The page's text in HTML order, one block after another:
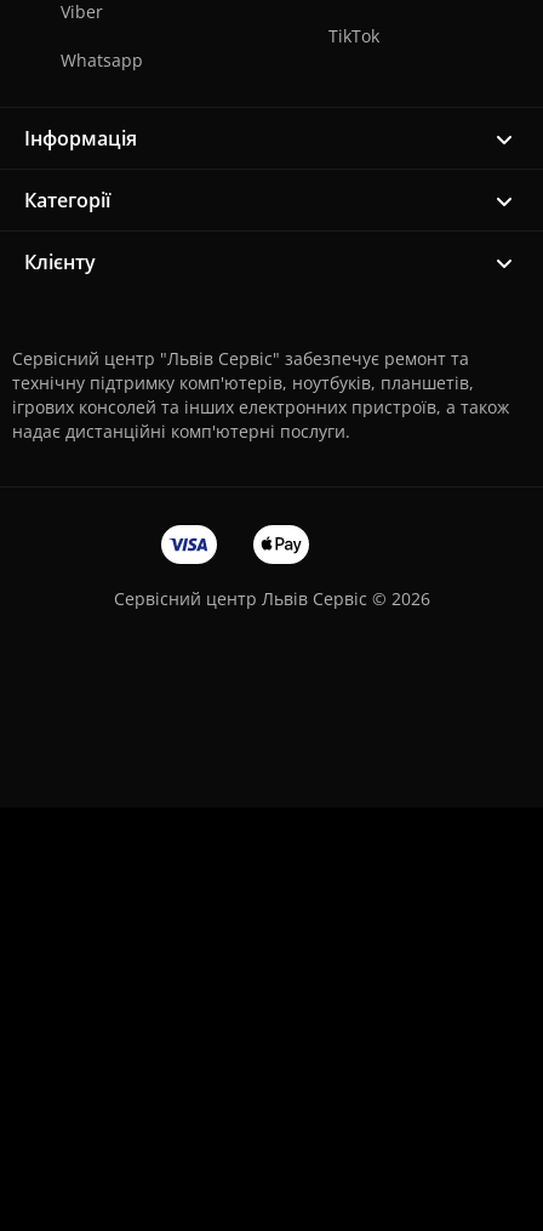
Viber
Whatsapp
TikTok
Інформація
Категорії
Клієнту
Сервісний центр "Львів Сервіс" забезпечує ремонт та
технічну підтримку комп'ютерів, ноутбуків, планшетів,
ігрових консолей та інших електронних пристроїв, а також
надає дистанційні комп'ютерні послуги.
Сервісний центр Львів Сервіс © 2026